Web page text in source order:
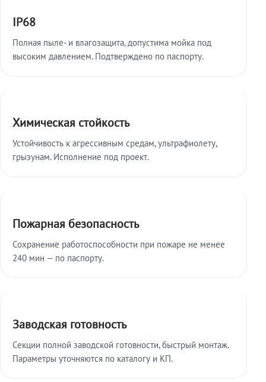
IP68
Полная пыле- и влагозащита, допустима мойка под
высоким давлением. Подтверждено по паспорту.
Химическая стойкость
Устойчивость к агрессивным средам, ультрафиолету,
грызунам. Исполнение под проект.
Пожарная безопасность
Сохранение работоспособности при пожаре не менее
240 мин — по паспорту.
Заводская готовность
Секции полной заводской готовности, быстрый монтаж.
Параметры уточняются по каталогу и КП.